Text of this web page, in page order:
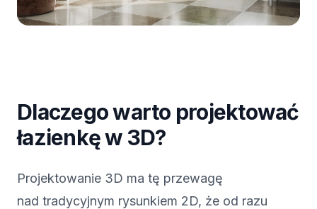
Dlaczego warto projektować
łazienkę w 3D?
Projektowanie 3D ma tę przewagę
nad tradycyjnym rysunkiem 2D, że od razu